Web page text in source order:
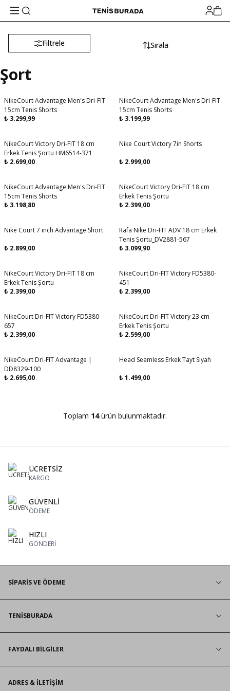
Filtrele Sırala
Şort
Aynı Gün Kargo
NikeCourt Advantage Men's Dri-FIT
15cm Tenis Shorts
₺ 3.299,99
Aynı Gün Kargo
NikeCourt Advantage Men's Dri-FIT
15cm Tenis Shorts
₺ 3.199,99
NikeCourt Victory Dri-FIT 18 cm
Erkek Tenis Şortu HM6514-371
₺ 2.699,00
Nike Court Victory 7in Shorts
₺ 2.999,00
NikeCourt Advantage Men's Dri-FIT
15cm Tenis Shorts
₺ 3.198,80
Aynı Gün Kargo
NikeCourt Victory Dri-FIT 18 cm
Erkek Tenis Şortu
₺ 2.399,00
Aynı Gün Kargo
Nike Court 7 inch Advantage Short
₺ 2.899,00
Aynı Gün Kargo
Rafa Nike Dri-FIT ADV 18 cm Erkek
Tenis Şortu_DV2881-567
₺ 3.099,90
Aynı Gün Kargo
NikeCourt Victory Dri-FIT 18 cm
Erkek Tenis Şortu
₺ 2.399,00
Aynı Gün Kargo
NikeCourt Dri-FIT Victory FD5380-
451
₺ 2.399,00
NikeCourt Dri-FIT Victory FD5380-
657
₺ 2.399,00
Aynı Gün Kargo
NikeCourt Dri-FIT Victory 23 cm
Erkek Tenis Şortu
₺ 2.599,00
NikeCourt Dri-FIT Advantage |
DD8329-100
₺ 2.695,00
Aynı Gün Kargo
Head Seamless Erkek Tayt Siyah
₺ 1.499,00
Toplam 14ürün bulunmaktadır.
ÜCRETSİZ
KARGO
GÜVENLİ
ÖDEME
HIZLI
GÖNDERİ
SİPARİS VE ÖDEME
TENİSBURADA
FAYDALI BİLGİLER
ADRES & İLETIŞIM